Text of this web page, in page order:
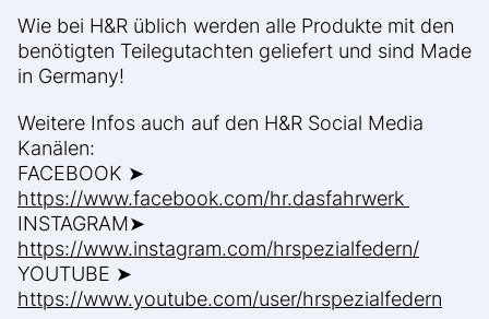
Wie bei H&R üblich werden alle Produkte mit den
benötigten Teilegutachten geliefert und sind Made
in Germany!
Weitere Infos auch auf den H&R Social Media
Kanälen:
FACEBOOK ➤
https://www.facebook.com/hr.dasfahrwerk
INSTAGRAM➤
https://www.instagram.com/hrspezialfedern/
YOUTUBE ➤
https://www.youtube.com/user/hrspezialfedern